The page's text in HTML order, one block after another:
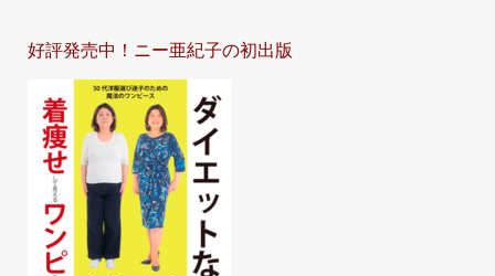
好評発売中！ニー亜紀子の初出版